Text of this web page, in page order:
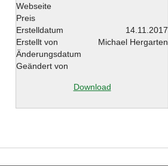
Webseite
Preis
Erstelldatum
14.11.2017
Erstellt von
Michael Hergarten
Änderungsdatum
Geändert von
Download